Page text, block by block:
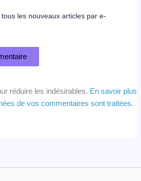
les nouveaux articles par e-
réduire les indésirables. En savoir plus
de vos commentaires sont traitées.